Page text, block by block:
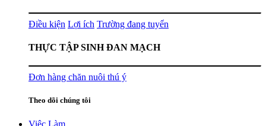
Điều kiện Lợi ích Trường đang tuyển
THỰC TẬP SINH ĐAN MẠCH
Đơn hàng chăn nuôi thú ý
Theo dõi chúng tôi
Việc Làm